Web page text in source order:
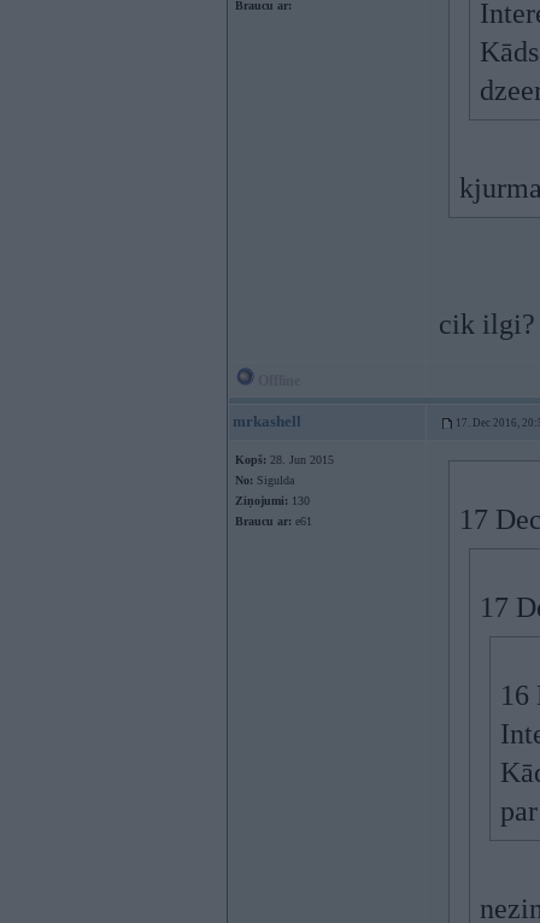
Braucu ar:
cik ilgi?
mrkashell 17. Dec 2016,
Kopš: 28. Jun 2015
No: Sigulda
Ziņojumi: 130
Braucu ar: e61 17
17
16